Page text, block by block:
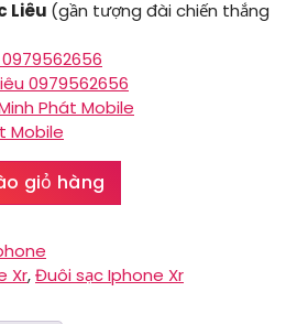
Liêu (gần tượng đài chiến thắng
0979562656
Phát Mobile
Mobile
giỏ hàng
Xr,Đuôi sạc Iphone Xr